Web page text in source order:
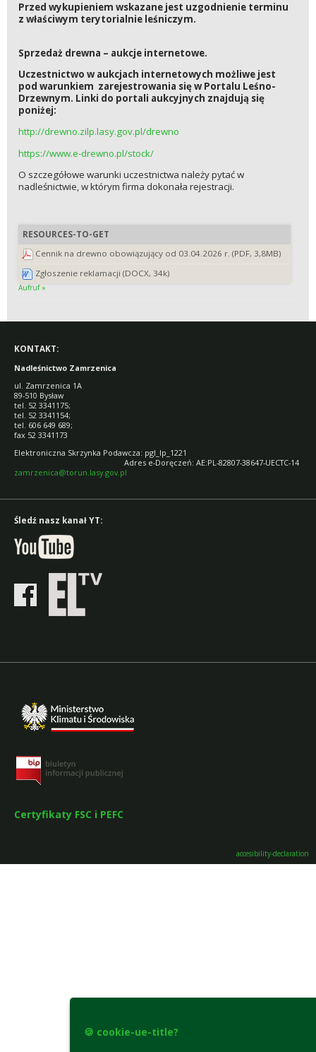
Przed wykupieniem wskazane jest uzgodnienie terminu
z właściwym terytorialnie leśniczym.
Sprzedaż drewna – aukcje internetowe.
Uczestnictwo w aukcjach internetowych możliwe jest
pod warunkiem zarejestrowania się w Portalu Leśno-
Drzewnym. Linki do portali aukcyjnych znajdują się
poniżej:
http://drewno.zilp.lasy.gov.pl/drewno
https://www.e-drewno.pl/stock/
O szczegółowe warunki uczestnictwa należy pytać w
nadleśnictwie, w którym firma dokonała rejestracji.
RESOURCES-TO-GET
Cennik na drewno obowiązujący od 03.04.2026 r. (PDF, 3,8MB)
Zgłoszenie reklamacji (DOCX, 34k)
Aufruf »
KONTAKT:
Nadleśnictwo Zamrzenica
ul. Zamrzenica 1A
89-510 Bysław
tel. 52 3341175;
tel. 52 3341154;
tel. 606 649 689;
fax 52 3341173
Elektroniczna Skrzynka Podawcza:
Adres e-Doręczeń: AE:PL-82807-38647-UECTC-14
zamrzenica@torun.lasy.gov.pl
Śledź nasz kanał YT:
Certyfikaty FSC i PEFC
accesibility-declaration
🍪 cookie-ue-title?